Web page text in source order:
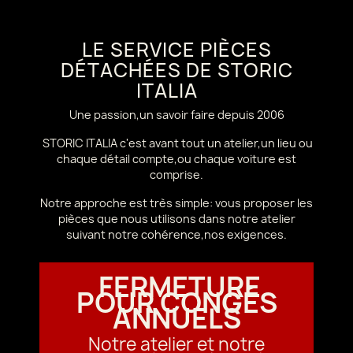
LE SERVICE PIÈCES
DÉTACHÉES DE STORIC
ITALIA
Une passion,un savoir faire depuis 2006
STORIC ITALIA c'est avant tout un atelier,un lieu ou
chaque détail compte,ou chaque voiture est
comprise.
Notre approche est très simple: vous proposer les
pièces que nous utilisons dans notre atelier
suivant notre cohérence,nos exigences.
FERMETURE
POUR CONGÉS
ANNUELS
Notre atelier et notre